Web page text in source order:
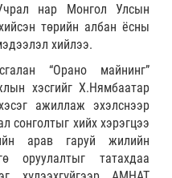
нар Монгол Улсын
төрийн албан ёсны
хийлээ.
“Орано майнинг”
хэсгийг Х.Нямбаатар
ажиллаж эхэлснээр
сонголтыг хийх хэрэгцээ
арав гаруй жилийн
оруулалтыг татахдаа